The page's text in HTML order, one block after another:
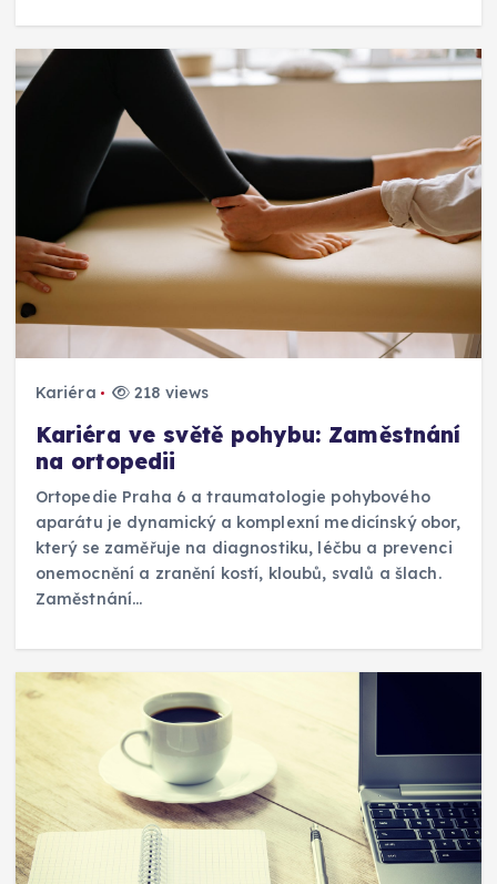
Kariéra 218 views
Kariéra ve světě pohybu: Zaměstnání
na ortopedii
Ortopedie Praha 6 a traumatologie pohybového
aparátu je dynamický a komplexní medicínský obor,
který se zaměřuje na diagnostiku, léčbu a prevenci
onemocnění a zranění kostí, kloubů, svalů a šlach.
Zaměstnání…